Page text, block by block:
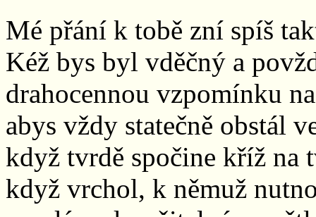
Mé přání k tobě zní spíš
Kéž bys byl vděčný a
drahocennou vzpomínku
abys vždy statečně obstál
když tvrdě spočine kříž na
když vrchol, k němuž